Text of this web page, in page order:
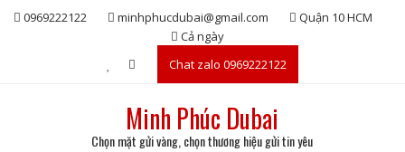
Skip0969222122 minhphucdubai@gmail.com
Quận 10 HCM
Cả ngày
Chat zalo 0969222122
Minh Phúc Dubai
Chọn mặt gửi vàng, chọn thương hiệu gửi tin yêu